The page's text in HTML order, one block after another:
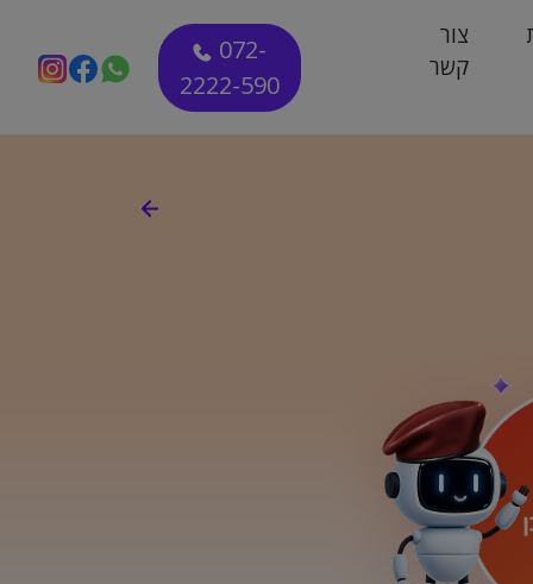
צור
קשר
072-
2222-590